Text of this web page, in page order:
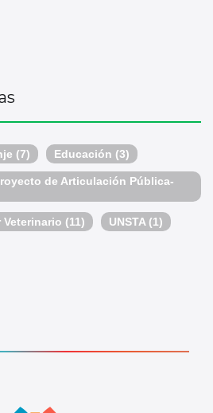
(7) Educación (3)
de Articulación Pública-
Veterinario (11) UNSTA(1)